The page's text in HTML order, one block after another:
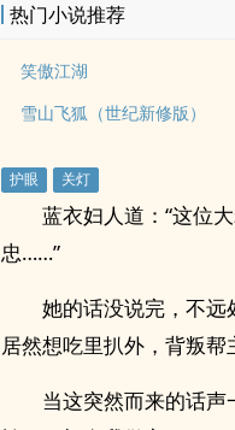
热门小说推荐
笑傲江湖
雪山飞狐（世纪新修版）
蓝衣妇人道：“这位
忠……”
她的话没说完，不远
居然想吃里扒外，背叛
当这突然而来的话声